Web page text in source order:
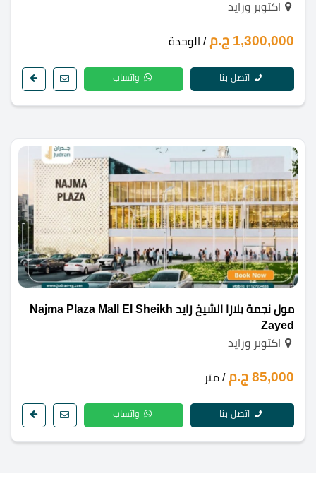
اكتوبر وزايد
1,300,000 ج.م / الوحدة
اتصل بنا واتساب
مول نجمة بلازا الشيخ زايد Najma Plaza Mall El Sheikh
Zayed
اكتوبر وزايد
85,000 ج.م / متر
اتصل بنا واتساب